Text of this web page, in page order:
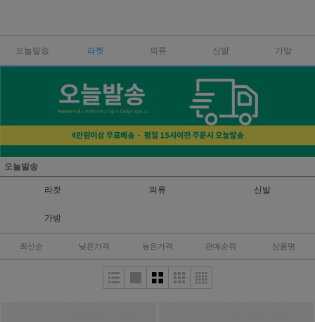
오늘발송 라켓 의류 신발 가방
오늘발송
라켓 의류 신발
가방
최신순 낮은가격 높은가격 판매순위 상품명